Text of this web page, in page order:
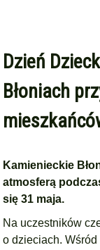
Dzień
Błoniach
Kamienieckie
atmosferą
się 31 maja.
Na uczestników
o dzieciach.